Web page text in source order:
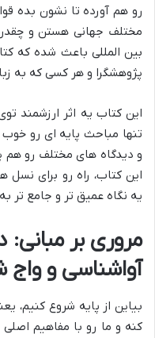
رو هم آورده تا نشون بده
مختلف جهانی هستن و
بین المللی باعث شده که
پژوهشگرا و هر کسی که به
این کتاب یه اثر ارزشمند
تنها مباحث پایه ای رو
و دیدگاه های مختلف رو
این کتاب، راه رو برای نسل
یه نگاه عمیق تر و جامع تر
مروری بر مبانی:
آواشناسی و واج
بیاین از پایه شروع کنیم،
کنه و ما رو با مفاهیم